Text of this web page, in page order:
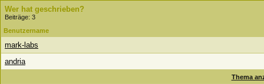
Wer hat geschrieben?
Beiträge: 3
Benutzername
mark-labs
andria
Thema